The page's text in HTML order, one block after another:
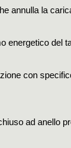
annulla la
energetico del
con
ad anello